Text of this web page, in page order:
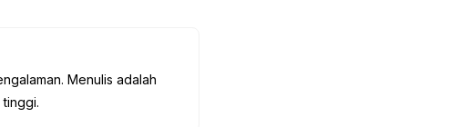
Menulis adalah